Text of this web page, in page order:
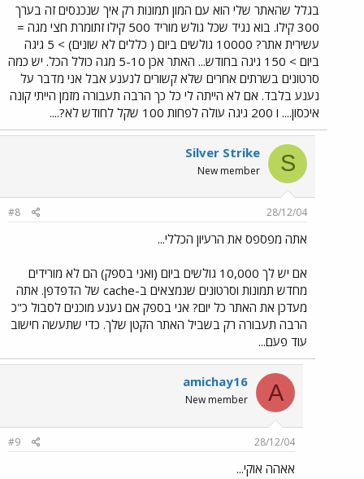
בגלל שהאתר שלי הוא עם המון תמונות רק איך שנכנסים זה בערך
300 קילו. בוא נגיד שכל גולש מוריד 500 קילו זתומרת חצי מגה =
עשירית אתר? 10000 גולשים ביום ( כללים לא שונים) > 5 גיגה
ביום > 150 גיגה בחודש... האתר אכן 5-10 מגה כולל הכל. יש כמה
סרטונים בשרתים אחרים שלא קשורים לנענע אבל אני מדבר על
נענע בלבד. אם לא הייתה לי כל כך הרבה תעבורה מזמן הייתי קונה
איכסון.... ו 200 גיגה עולה לפחות 100 שקל לחודש לא?....
S
Silver Strike
New member
28/12/04
#8
אתה מפספס את הרעיון הכללי...
אם יש לך 10,000 גולשים ביום (ואני בספק) הם לא מורידים
מחדש תמונות וסרטונים שנמצאים ב-cache של הדפדפן. אתה
מעדכן את האתר כל יום? אני בספק אם נענע מוכנים לסבול כ"כ
הרבה תעבורה רק בשביל האתר הקטן שלך. כדי שתעשה חישוב
עוד פעם...
A
amichay16
New member
28/12/04
#9
אאהה אוקי...